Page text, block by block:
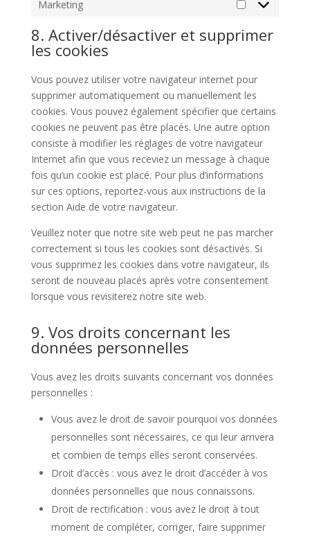
Marketing
Marketing
8. Activer/désactiver et supprimer
les cookies
Vous pouvez utiliser votre navigateur internet pour
supprimer automatiquement ou manuellement les
cookies. Vous pouvez également spécifier que certains
cookies ne peuvent pas être placés. Une autre option
consiste à modifier les réglages de votre navigateur
Internet afin que vous receviez un message à chaque
fois qu’un cookie est placé. Pour plus d’informations
sur ces options, reportez-vous aux instructions de la
section Aide de votre navigateur.
Veuillez noter que notre site web peut ne pas marcher
correctement si tous les cookies sont désactivés. Si
vous supprimez les cookies dans votre navigateur, ils
seront de nouveau placés après votre consentement
lorsque vous revisiterez notre site web.
9. Vos droits concernant les
données personnelles
Vous avez les droits suivants concernant vos données
personnelles :
Vous avez le droit de savoir pourquoi vos données
personnelles sont nécessaires, ce qui leur arrivera
et combien de temps elles seront conservées.
Droit d’accès : vous avez le droit d’accéder à vos
données personnelles que nous connaissons.
Droit de rectification : vous avez le droit à tout
moment de compléter, corriger, faire supprimer